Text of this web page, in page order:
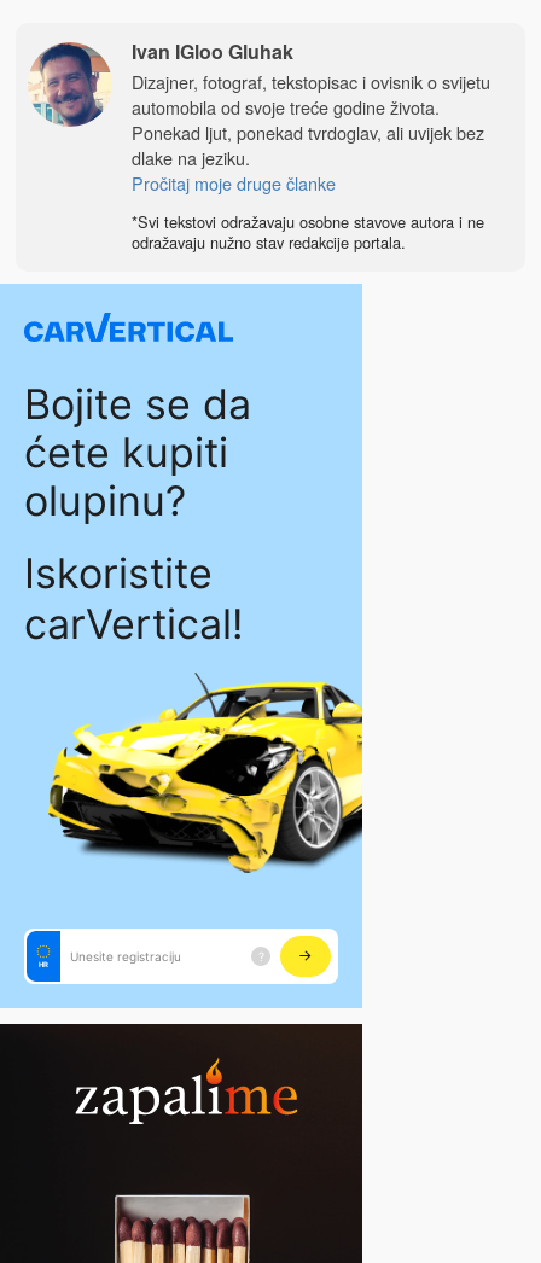
Ivan IGloo Gluhak
Dizajner, fotograf, tekstopisac i ovisnik o svijetu
automobila od svoje treće godine života.
Ponekad ljut, ponekad tvrdoglav, ali uvijek bez
dlake na jeziku.
Pročitaj moje druge članke
*Svi tekstovi odražavaju osobne stavove autora i ne
odražavaju nužno stav redakcije portala.